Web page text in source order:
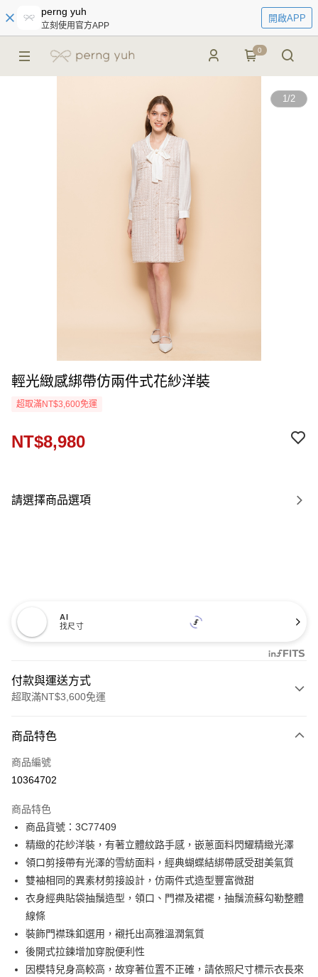
perng yuh
立刻使用官方APP
開啟APP
0
1/2
輕光緻感綁帶仿兩件式花紗洋裝
超取滿NT$3,600免運
NT$8,980
請選擇商品選項
AI
找尺寸
付款與運送方式
超取滿NT$3,600免運
信用卡一次付款
信用卡分期付款
合作金庫商業銀行
華南商業銀行
上海商業儲蓄銀行
台北富邦商業銀行
國泰世華商業銀行
兆豐國際商業銀行
臺灣中小企業銀行
台中商業銀行
匯豐（台灣）商業銀行
華泰商業銀行
聯邦商業銀行
遠東國際商業銀行
元大商業銀行
玉山商業銀行
星展（台灣）商業銀行
台新國際商業銀行
台灣樂天信用卡公司
LINE Pay
Apple Pay
街口支付
AFTEE先享後付
相關說明
【關於「AFTEE先享後付」】
AFTEE先享後付是「在收到商品之後才付款」的支付方式。 讓您購物簡單
便利好安心！
１．簡單：不需註冊會員、不需綁卡、不需儲值。
商品特色
商品編號
10364702
商品特色
商品貨號：3C77409
精緻的花紗洋裝，有著立體紋路手感，嵌蔥面料閃耀精緻光澤
領口剪接帶有光澤的雪紡面料，經典蝴蝶結綁帶感受甜美氣質
雙袖相同的異素材剪接設計，仿兩件式造型豐富微甜
衣身經典貼袋抽鬚造型，領口、門襟及裙襬，抽鬚流蘇勾勒整體
線條
裝飾門襟珠釦選用，襯托出高雅溫潤氣質
後開式拉鍊增加穿脫便利性
因模特兒身高較高，故穿著位置不正確，請依照尺寸標示衣長來